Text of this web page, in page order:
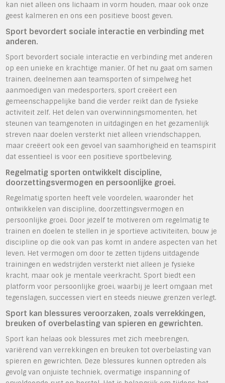
kan niet alleen ons lichaam in vorm houden, maar ook onze
geest kalmeren en ons een positieve boost geven.
Sport bevordert sociale interactie en verbinding met
anderen.
Sport bevordert sociale interactie en verbinding met anderen
op een unieke en krachtige manier. Of het nu gaat om samen
trainen, deelnemen aan teamsporten of simpelweg het
aanmoedigen van medesporters, sport creëert een
gemeenschappelijke band die verder reikt dan de fysieke
activiteit zelf. Het delen van overwinningsmomenten, het
steunen van teamgenoten in uitdagingen en het gezamenlijk
streven naar doelen versterkt niet alleen vriendschappen,
maar creëert ook een gevoel van saamhorigheid en teamspirit
dat essentieel is voor een positieve sportbeleving.
Regelmatig sporten ontwikkelt discipline,
doorzettingsvermogen en persoonlijke groei.
Regelmatig sporten heeft vele voordelen, waaronder het
ontwikkelen van discipline, doorzettingsvermogen en
persoonlijke groei. Door jezelf te motiveren om regelmatig te
trainen en doelen te stellen in je sportieve activiteiten, bouw je
discipline op die ook van pas komt in andere aspecten van het
leven. Het vermogen om door te zetten tijdens uitdagende
trainingen en wedstrijden versterkt niet alleen je fysieke
kracht, maar ook je mentale veerkracht. Sport biedt een
platform voor persoonlijke groei, waarbij je leert omgaan met
tegenslagen, successen viert en steeds nieuwe grenzen verlegt.
Sport kan blessures veroorzaken, zoals verrekkingen,
breuken of overbelasting van spieren en gewrichten.
Sport kan helaas ook blessures met zich meebrengen,
variërend van verrekkingen en breuken tot overbelasting van
spieren en gewrichten. Deze blessures kunnen optreden als
gevolg van onjuiste techniek, overmatige inspanning of